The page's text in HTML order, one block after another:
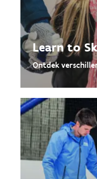
Learn to
Ontdek